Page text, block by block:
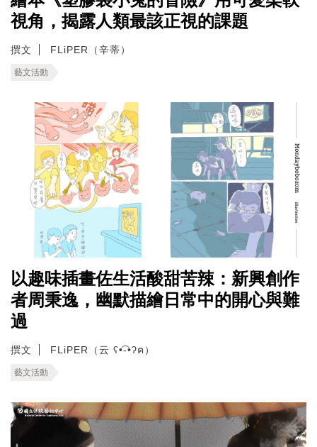
視角，揭露人類最該正視的課題
撰文 FLiPER（辛蒂）
藝文活動
以趣味插畫佐生活酸甜苦辣：新興創作
者周秉逸，幽默描繪日常中的開心與難
過
撰文 FLiPER（云 ʕ•͡-•ʔฅ）
藝文活動